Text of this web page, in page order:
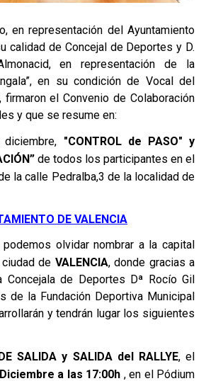
en representación del Ayuntamiento
calidad de Concejal de Deportes y D.
en representación de la
en su condición de Vocal del
firmaron el Convenio de Colaboración
y que se resume en:
"CONTROL de PASO" y
de todos los participantes en el
la calle Pedralba,3 de la localidad de
DE VALENCIA
podemos olvidar nombrar a la capital
de VALENCIA, donde gracias a
de Deportes Dª Rocío Gil
de la Fundación Deportiva Municipal
y tendrán lugar los siguientes
SALIDA y SALIDA del RALLYE, el
a las 17:00h , en el Pódium